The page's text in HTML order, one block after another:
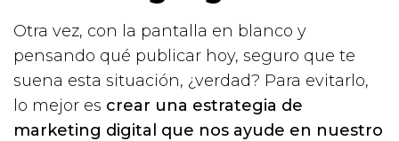
Otra vez, con la pantalla en blanco y
pensando qué publicar hoy, seguro que te
suena esta situación, ¿verdad? Para evitarlo,
lo mejor es crear una estrategia de
marketing digital que nos ayude en nuestro